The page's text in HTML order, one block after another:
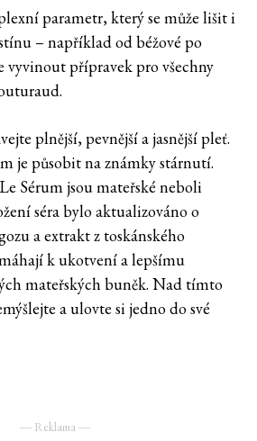
parametr, který se může lišit i
– například od béžové po
vyvinout přípravek pro všechny
plnější, pevnější a jasnější pleť.
je působit na známky stárnutí.
Sérum jsou mateřské neboli
séra bylo aktualizováno o
a extrakt z toskánského
k ukotvení a lepšímu
mateřských buněk. Nad tímto
a ulovte si jedno do své
― Reklama ―